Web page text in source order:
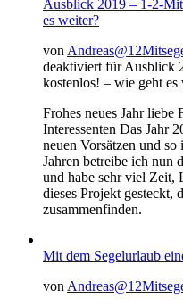
Ausblick 2019 – 1-2-
es weiter?
von
deaktiviert für Ausblick
kostenlos! – wie geht es
Frohes neues Jahr liebe
Interessenten Das Jahr
neuen Vorsätzen und so
Jahren betreibe ich nun
und habe sehr viel Zeit,
dieses Projekt gesteckt,
zusammenfinden.
Mit dem Segelurlaub
von